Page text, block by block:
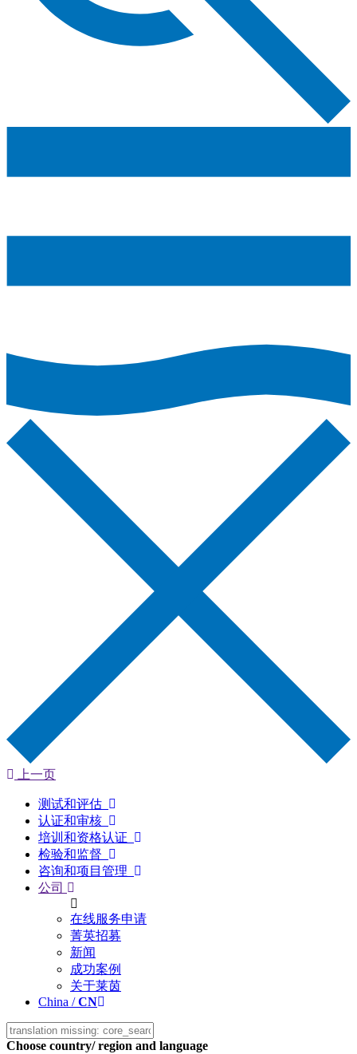
上一页
测试和评估
认证和审核
培训和资格认证
检验和监督
咨询和项目管理
公司
在线服务申请
菁英招募
新闻
成功案例
关于莱茵
China /CN
Choose country/ region and language